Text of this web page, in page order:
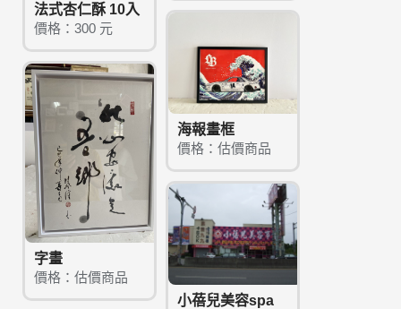
法式杏仁酥 10入
價格：300 元
海報畫框
價格：估價商品
字畫
價格：估價商品
小蓓兒美容spa